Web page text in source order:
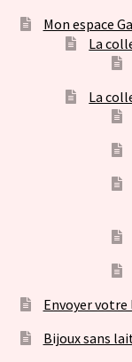
Mon espace
La
La
Envoyer
Bijoux sans